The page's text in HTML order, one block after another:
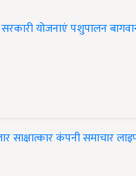
सरकारी योजनाएंपशुपालन
साक्षात्कारकंपनी समाचार